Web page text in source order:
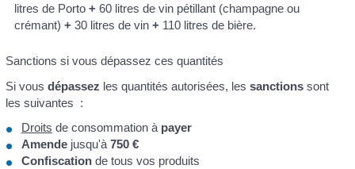
litres de Porto+ 60 litres de vin pétillant (champagne ou
crémant)+ 30 litres de vin+ 110 litres de bière.
Sanctions si vous dépassez ces quantités
Si vous dépassez les quantités autorisées, les sanctionssont
les suivantes :
Droits de consommation à payer
Amendejusqu'à 750 €
Confiscationde tous vos produits